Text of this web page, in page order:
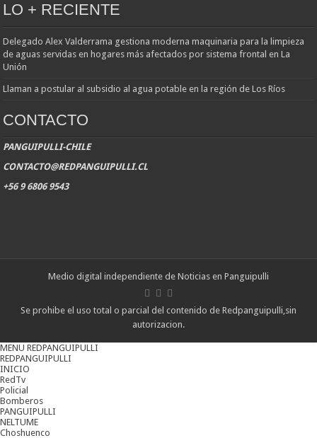
LO + RECIENTE
Delegado Alex Valderrama gestiona moderna maquinaria para la limpieza
de aguas servidas en hogares más afectados por sistema frontal en La
Unión
Llaman a postular al subsidio al agua potable en la región de Los Ríos
CONTACTO
PANGUIPULLI-CHILE
CONTACTO@REDPANGUIPULLI.CL
+56 9 6806 9543
Medio digital independiente de Noticias en Panguipulli
Se prohibe el uso total o parcial del contenido de Redpanguipulli,sin
autorizacion.
MENU REDPANGUIPULLI
REDPANGUIPULLI
INICIO
RedTv
Policial
Bomberos
PANGUIPULLI
NELTUME
Choshuenco